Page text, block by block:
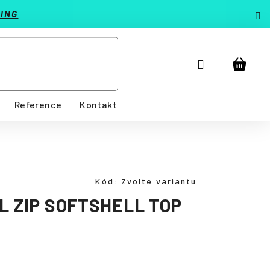
Přihlášení
Reference Kontakt
ZIP SOFTSHELL TOP
Kód: Zvolte variantu